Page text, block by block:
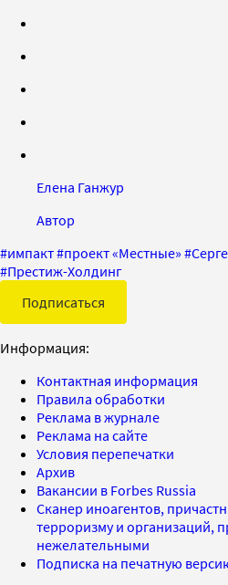
Елена Ганжур
Автор
#импакт#проект «Местные» #
#Престиж-Холдинг
Подписаться
Информация:
Контактная информация
Правила обработки
Реклама в журнале
Реклама на сайте
Условия перепечатки
Архив
Вакансии в Forbes Russia
Сканер иноагентов,
терроризму и организаций,
нежелательными
Подписка на печатную